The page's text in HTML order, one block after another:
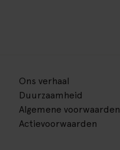
Ons verhaal
Duurzaamheid
Algemene voorwaarden
Actievoorwaarden